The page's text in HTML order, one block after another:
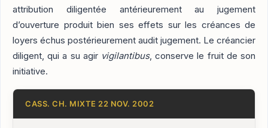
attribution diligentée antérieurement au jugement
d’ouverture produit bien ses effets sur les créances de
loyers échus postérieurement audit jugement. Le créancier
diligent, qui a su agir vigilantibus, conserve le fruit de son
initiative.
CASS. CH. MIXTE 22 NOV. 2002